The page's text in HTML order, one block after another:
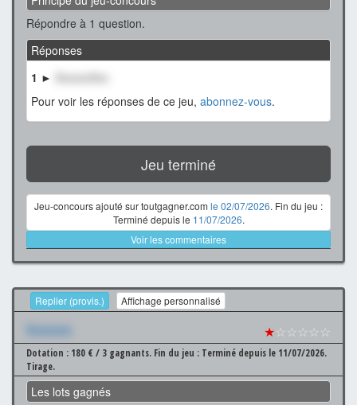
Répondre à 1 question.
Réponses
1 ►
Pour voir les réponses de ce jeu, abonnez-vous.
Jeu terminé
Jeu-concours ajouté sur toutgagner.com le 02/07/2026. Fin du jeu :
Terminé depuis le 11/07/2026.
Voir les commentaires
Replier (provis.) Affichage personnalisé
Xxxxxxx ★☆☆☆☆☆
Dotation : 180 € / 3 gagnants. Fin du jeu : Terminé depuis le 11/07/2026.
Tirage.
Les lots gagnés